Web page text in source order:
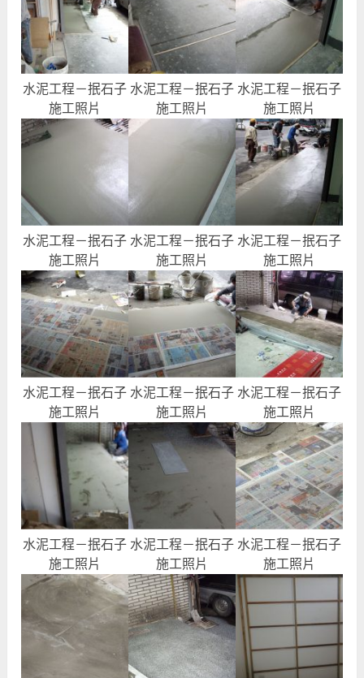
水泥工程－抿石子
施工照片
水泥工程－抿石子
施工照片
水泥工程－抿石子
施工照片
水泥工程－抿石子
施工照片
水泥工程－抿石子
施工照片
水泥工程－抿石子
施工照片
水泥工程－抿石子
施工照片
水泥工程－抿石子
施工照片
水泥工程－抿石子
施工照片
水泥工程－抿石子
施工照片
水泥工程－抿石子
施工照片
水泥工程－抿石子
施工照片